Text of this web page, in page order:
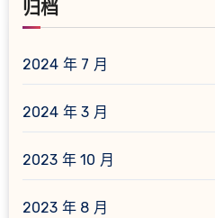
归档
2024 年 7 月
2024 年 3 月
2023 年 10 月
2023 年 8 月